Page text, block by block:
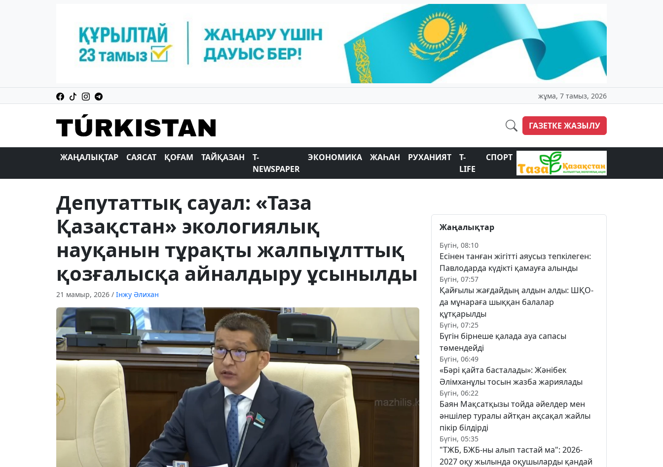
жұма, 7 тамыз, 2026
ГАЗЕТКЕ ЖАЗЫЛУ
ЖАҢАЛЫҚТАР САЯСАТ ҚОҒАМ ТАЙҚАЗАН
T-
NEWSPAPER
ЭКОНОМИКА ЖАҺАН РУХАНИЯТ
T-
LIFE
СПОРТ
Депутаттық сауал: «Таза
Қазақстан» экологиялық
науқанын тұрақты жалпыұлттық
қозғалысқа айналдыру ұсынылды
21 мамыр, 2026 / Інжу Әлихан
Жаңалықтар
Бүгін, 08:10
Есінен танған жігітті аяусыз тепкілеген:
Павлодарда күдікті қамауға алынды
Бүгін, 07:57
Қайғылы жағдайдың алдын алды: ШҚО-
да мұнараға шыққан балалар
құтқарылды
Бүгін, 07:25
Бүгін бірнеше қалада ауа сапасы
төмендейді
Бүгін, 06:49
«Бәрі қайта басталады»: Жәнібек
Әлімханұлы тосын жазба жариялады
Бүгін, 06:22
Баян Мақсатқызы тойда әйелдер мен
әншілер туралы айтқан ақсақал жайлы
пікір білдірді
Бүгін, 05:35
"ТЖБ, БЖБ-ны алып тастай ма": 2026-
2027 оқу жылында оқушыларды қандай